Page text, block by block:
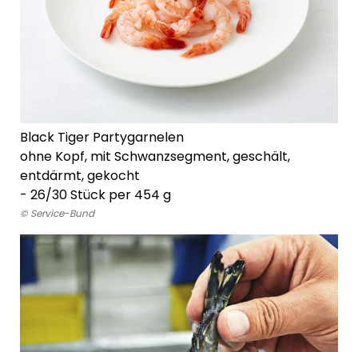
Black Tiger Partygarnelen
ohne Kopf, mit Schwanzsegment, geschält,
entdärmt, gekocht
- 26/30 Stück per 454 g
© Service-Bund